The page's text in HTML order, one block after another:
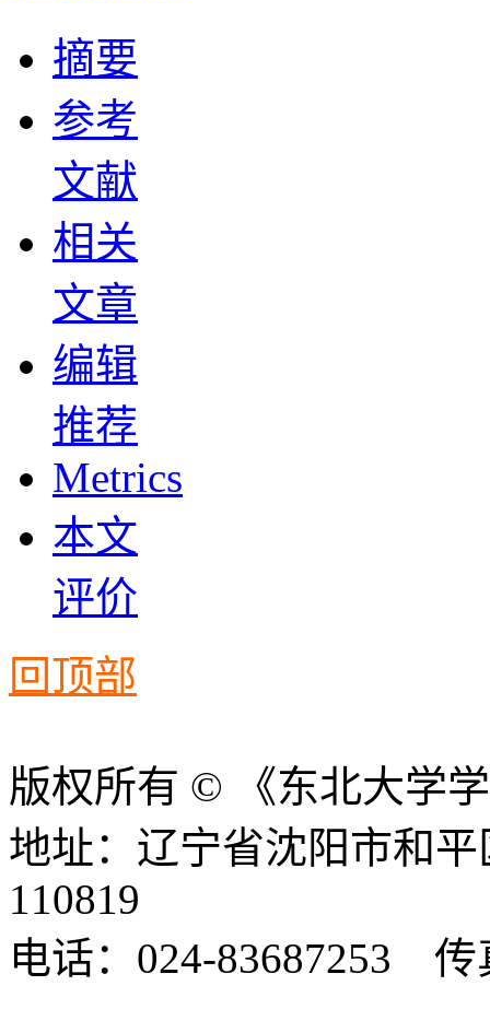
摘要
参考
文献
相关
文章
编辑
推荐
Metrics
本文
评价
回顶部
版权所有 © 《东北大学
地址：辽宁省沈阳市和
110819
电话：024-83687253